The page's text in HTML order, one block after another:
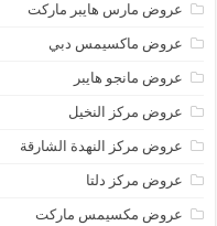
عروض مارس هايبر ماركت
عروض ماكسيمس دبي
عروض مانجو هايبر
عروض مركز النخيل
عروض مركز النهدة الشارقة
عروض مركز دلتا
عروض مكسيمس ماركت